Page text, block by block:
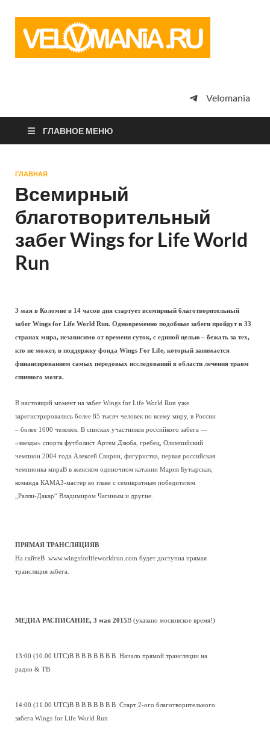
просто
Velomania
ГЛАВНОЕ МЕНЮ
ГЛАВНАЯ
Всемирный
благотворительный
забег Wings for Life World
Run
3 мая в Коломне в 14 часов дня стартует всемирный благотворительный
забег Wings for Life World Run. Одновременно подобные забеги пройдут в 33
странах мира, независимо от времени суток, с единой целью – бежать за тех,
кто не может, в поддержку фонда Wings For Life, который занимается
финансированием самых передовых исследований в области лечения травм
спинного мозга.
В настоящий момент на забег Wings for Life World Run уже
зарегистрировались более 85 тысяч человек по всему миру, в России
– более 1000 человек. В списках участников российкого забега —
«звезды» спорта футболист Артем Дзюба, гребец, Олимпийский
чемпион 2004 года Алексей Свирин, фигуристка, первая российская
чемпионка мираВ в женском одиночном катании Мария Бутырская,
команда КАМАЗ-мастер во главе с семикратным победителем
„Ралли-Дакар“ Владимиром Чагиным и другие.
ПРЯМАЯ ТРАНСЛЯЦИЯВ
На сайтеВ www.wingsforlifeworldrun.com будет доступна прямая
трансляция забега.
МЕДИА РАСПИСАНИЕ, 3 мая 2015В (указано московское время!)
13:00 (10.00 UTC)В В В В В В В В Начало прямой трансляции на
радио & ТВ
14:00 (11.00 UTC)В В В В В В В В Старт 2-ого благотворительного
забега Wings for Life World Run